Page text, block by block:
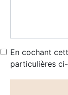
En cochant
particulières